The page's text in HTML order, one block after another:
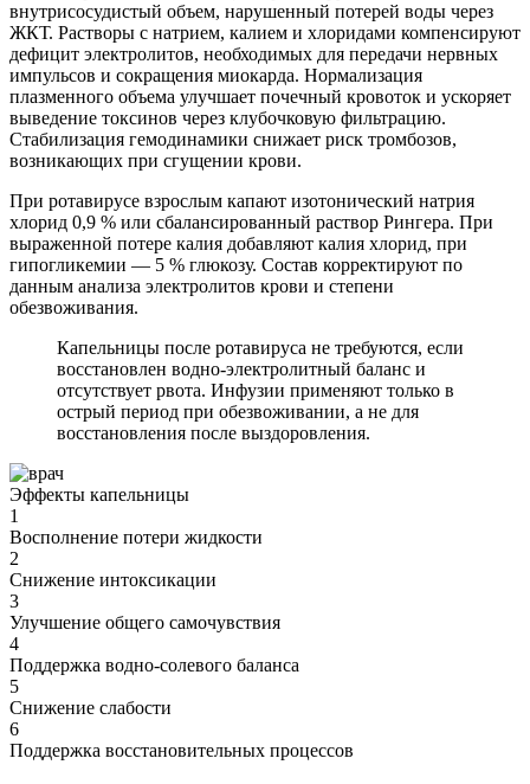
внутрисосудистый объем, нарушенный потерей воды через
ЖКТ. Растворы с натрием, калием и хлоридами компенсируют
дефицит электролитов, необходимых для передачи нервных
импульсов и сокращения миокарда. Нормализация
плазменного объема улучшает почечный кровоток и ускоряет
выведение токсинов через клубочковую фильтрацию.
Стабилизация гемодинамики снижает риск тромбозов,
возникающих при сгущении крови.
При ротавирусе взрослым капают изотонический натрия
хлорид 0,9 % или сбалансированный раствор Рингера. При
выраженной потере калия добавляют калия хлорид, при
гипогликемии — 5 % глюкозу. Состав корректируют по
данным анализа электролитов крови и степени
обезвоживания.
Капельницы после ротавируса не требуются, если
восстановлен водно-электролитный баланс и
отсутствует рвота. Инфузии применяют только в
острый период при обезвоживании, а не для
восстановления после выздоровления.
Эффекты капельницы
1
Восполнение потери жидкости
2
Снижение интоксикации
3
Улучшение общего самочувствия
4
Поддержка водно-солевого баланса
5
Снижение слабости
6
Поддержка восстановительных процессов